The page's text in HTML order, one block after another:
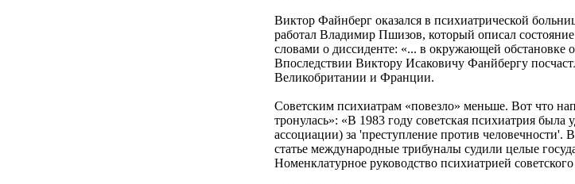
Виктор Файнберг оказался в психиатрической
работал Владимир Пшизов, который описал
словами о диссиденте: «... в окружающей обстановке
Впоследствии Виктору Исаковичу Фанйбергу
Великобритании и Франции.
Советским психиатрам «повезло» меньше. Вот что
тронулась»: «В 1983 году советская психиатрия
ассоциации) за 'преступление против человечности'.
статье международные трибуналы судили целые
Номенклатурное руководство психиатрией